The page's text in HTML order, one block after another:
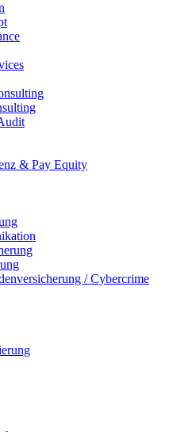
& Pay Equity
/ Cybercrime